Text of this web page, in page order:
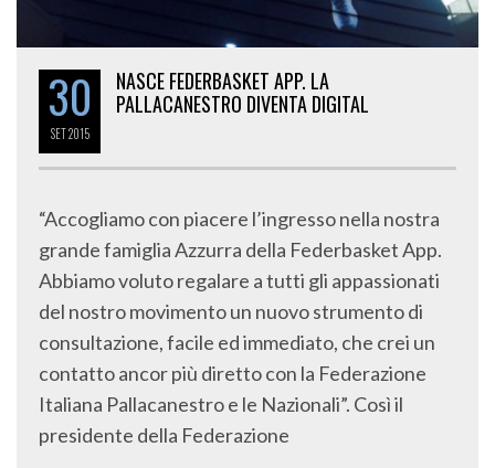
30
SET2015
NASCE FEDERBASKET APP. LA
PALLACANESTRO DIVENTA DIGITAL
“Accogliamo con piacere l’ingresso nella nostra
grande famiglia Azzurra della Federbasket App.
Abbiamo voluto regalare a tutti gli appassionati
del nostro movimento un nuovo strumento di
consultazione, facile ed immediato, che crei un
contatto ancor più diretto con la Federazione
Italiana Pallacanestro e le Nazionali”. Così il
presidente della Federazione